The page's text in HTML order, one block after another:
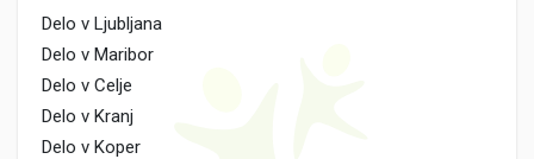
Delo v Ljubljana
Delo v Maribor
Delo v Celje
Delo v Kranj
Delo v Koper